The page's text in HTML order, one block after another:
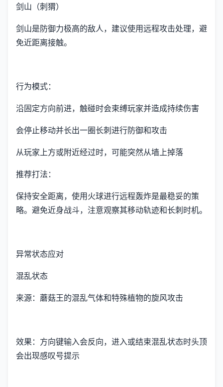
剑山（刺猬）
剑山是防御力极高的敌人，建议使用远程攻击处理，避
免近距离接触。
行为模式：
沿固定方向前进，触碰时会束缚玩家并造成持续伤害
会停止移动并长出一圈长刺进行防御和攻击
从玩家上方或附近经过时，可能突然从墙上掉落
推荐打法：
保持安全距离，使用火球进行远程轰炸是最稳妥的策
略。避免近身战斗，注意观察其移动轨迹和长刺时机。
异常状态应对
混乱状态
来源：蘑菇王的混乱气体和特殊植物的旋风攻击
效果：方向键输入会反向，进入或结束混乱状态时头顶
会出现感叹号提示